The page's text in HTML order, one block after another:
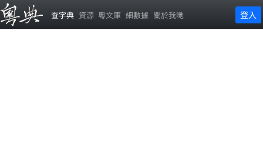
查字典 資源 粵文庫 細數據 關於我哋 登入